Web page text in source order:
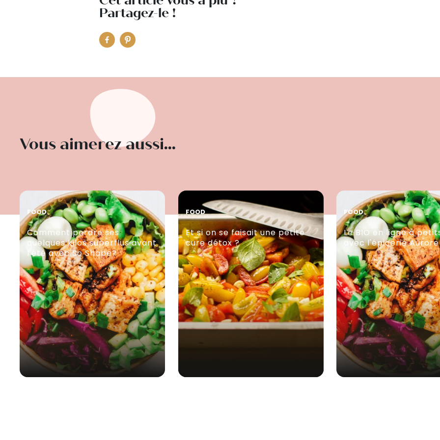
Partagez-le !
Vous aimerez aussi...
FOOD
Comment perdre ses
quelques kilos superflus avant
l'été avec So Shape?
FOOD
Et si on se faisait une petite
cure détox ?
FOOD
Le BIO en ligne à
avec l'épicerie